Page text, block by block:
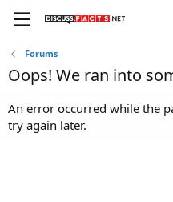
Forums
Oops! We ran into
An error occurred while the
try again later.